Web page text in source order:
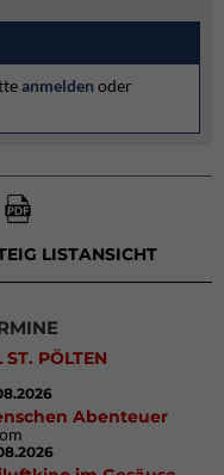
anmelden oder
LISTANSICHT
PÖLTEN
Abenteuer